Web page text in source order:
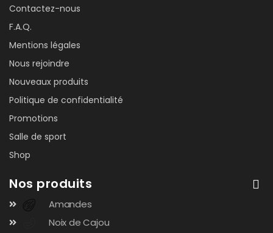
Contactez-nous
F.A.Q.
Mentions légales
Nous rejoindre
Nouveaux produits
Politique de confidentialité
Promotions
Salle de sport
Shop
Nos produits
Amandes
Noix de Cajou